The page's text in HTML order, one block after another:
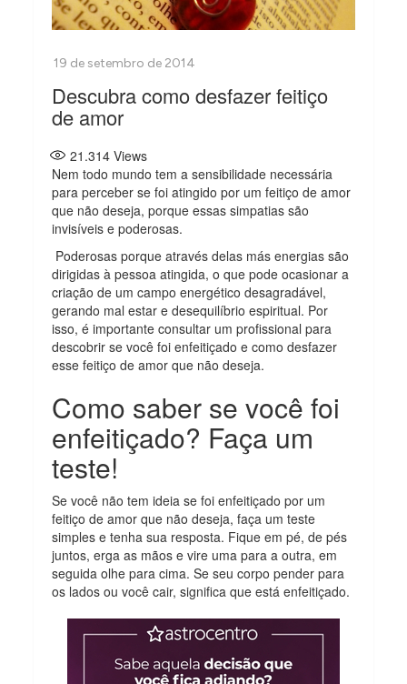
Descubra como desfazer feitiço
de amor
21.314 Views
Nem todo mundo tem a sensibilidade necessária
para perceber se foi atingido por um feitiço de amor
que não deseja, porque essas simpatias são
invisíveis e poderosas.
Poderosas porque através delas más energias são
dirigidas à pessoa atingida, o que pode ocasionar a
criação de um campo energético desagradável,
gerando mal estar e desequilíbrio espiritual. Por
isso, é importante consultar um profissional para
descobrir se você foi enfeitiçado e como desfazer
esse feitiço de amor que não deseja.
Como saber se você foi
enfeitiçado? Faça um
teste!
Se você não tem ideia se foi enfeitiçado por um
feitiço de amor que não deseja, faça um teste
simples e tenha sua resposta. Fique em pé, de pés
juntos, erga as mãos e vire uma para a outra, em
seguida olhe para cima. Se seu corpo pender para
os lados ou você cair, significa que está enfeitiçado.